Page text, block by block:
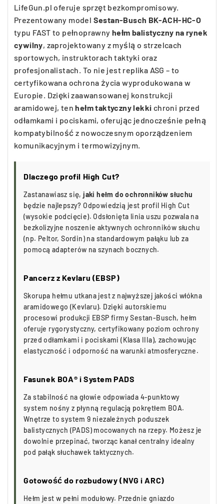
LifeGun.pl oferuje sprzęt bezkompromisowy.
Prezentowany model Sestan-Busch BK-ACH-HC-O
typu FAST to pełnoprawnyhełm balistyczny na rynek
cywilny, zaprojektowany z myślą o strzelcach
sportowych, instruktorach taktyki oraz
profesjonalistach. To nie jest replika ASG – to
certyfikowana ochrona życia wyprodukowana w
Europie. Dzięki zaawansowanej konstrukcji
aramidowej, tenhełm taktyczny lekki chroni przed
odłamkami i pociskami, oferując jednocześnie pełną
kompatybilność z nowoczesnym oporządzeniem
komunikacyjnym i termowizyjnym.
Dlaczego profil High Cut?
Zastanawiasz się,jaki hełm do ochronników słuchu
będzie najlepszy? Odpowiedzią jest profil High Cut
(wysokie podcięcie). Odsłonięta linia uszu pozwala na
bezkolizyjne noszenie aktywnych ochronników słuchu
(np. Peltor, Sordin) na standardowym pałąku lub za
pomocą adapterów na szynach bocznych.
Pancerz z Kevlaru (EBSP)
Skorupa hełmu utkana jest z najwyższej jakości włókna
aramidowego (Kevlaru). Dzięki autorskiemu
procesowi produkcji EBSP firmy Sestan-Busch, hełm
oferuje rygorystyczny, certyfikowany poziom ochrony
przed odłamkami i pociskami (Klasa IIIa), zachowując
elastyczność i odporność na warunki atmosferyczne.
Fasunek BOA® i System PADS
Za stabilność na głowie odpowiada 4-punktowy
system nośny z płynną regulacją pokrętłem BOA.
Wnętrze to system 9 niezależnych poduszek
balistycznych (PADS) mocowanych na rzepy. Możesz je
dowolnie przepinać, tworząc kanał centralny idealny
pod pałąk słuchawek taktycznych.
Gotowość do rozbudowy (NVG i ARC)
Hełm jest w pełni modułowy. Przednie gniazdo